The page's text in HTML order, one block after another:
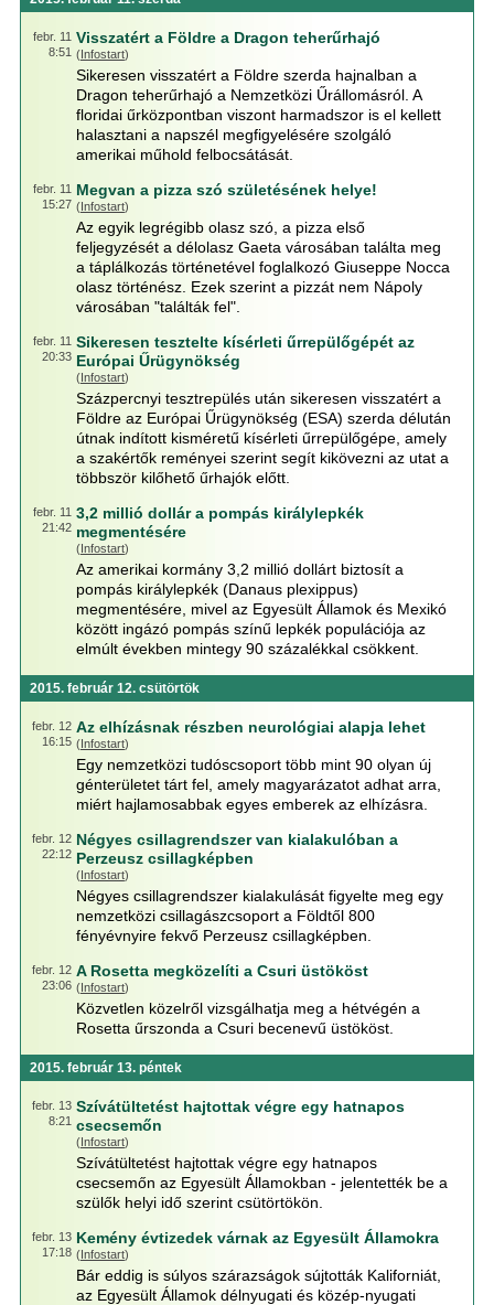
febr. 11
8:51
Visszatért a Földre a Dragon teherűrhajó
(Infostart)
Sikeresen visszatért a Földre szerda hajnalban a
Dragon teherűrhajó a Nemzetközi Űrállomásról. A
floridai űrközpontban viszont harmadszor is el kellett
halasztani a napszél megfigyelésére szolgáló
amerikai műhold felbocsátását.
febr. 11
15:27
Megvan a pizza szó születésének helye!
(Infostart)
Az egyik legrégibb olasz szó, a pizza első
feljegyzését a délolasz Gaeta városában találta meg
a táplálkozás történetével foglalkozó Giuseppe Nocca
olasz történész. Ezek szerint a pizzát nem Nápoly
városában "találták fel".
febr. 11
20:33
Sikeresen tesztelte kísérleti űrrepülőgépét az
Európai Űrügynökség
(Infostart)
Százpercnyi tesztrepülés után sikeresen visszatért a
Földre az Európai Űrügynökség (ESA) szerda délután
útnak indított kisméretű kísérleti űrrepülőgépe, amely
a szakértők reményei szerint segít kikövezni az utat a
többször kilőhető űrhajók előtt.
febr. 11
21:42
3,2 millió dollár a pompás királylepkék
megmentésére
(Infostart)
Az amerikai kormány 3,2 millió dollárt biztosít a
pompás királylepkék (Danaus plexippus)
megmentésére, mivel az Egyesült Államok és Mexikó
között ingázó pompás színű lepkék populációja az
elmúlt években mintegy 90 százalékkal csökkent.
2015. február 12. csütörtök
febr. 12
16:15
Az elhízásnak részben neurológiai alapja lehet
(Infostart)
Egy nemzetközi tudóscsoport több mint 90 olyan új
génterületet tárt fel, amely magyarázatot adhat arra,
miért hajlamosabbak egyes emberek az elhízásra.
febr. 12
22:12
Négyes csillagrendszer van kialakulóban a
Perzeusz csillagképben
(Infostart)
Négyes csillagrendszer kialakulását figyelte meg egy
nemzetközi csillagászcsoport a Földtől 800
fényévnyire fekvő Perzeusz csillagképben.
febr. 12
23:06
A Rosetta megközelíti a Csuri üstököst
(Infostart)
Közvetlen közelről vizsgálhatja meg a hétvégén a
Rosetta űrszonda a Csuri becenevű üstököst.
2015. február 13. péntek
febr. 13
8:21
Szívátültetést hajtottak végre egy hatnapos
csecsemőn
(Infostart)
Szívátültetést hajtottak végre egy hatnapos
csecsemőn az Egyesült Államokban - jelentették be a
szülők helyi idő szerint csütörtökön.
febr. 13
17:18
Kemény évtizedek várnak az Egyesült Államokra
(Infostart)
Bár eddig is súlyos szárazságok sújtották Kaliforniát,
az Egyesült Államok délnyugati és közép-nyugati